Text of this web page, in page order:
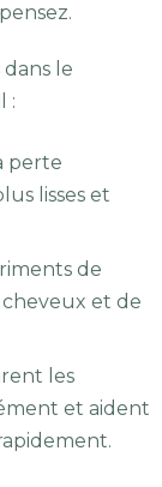
le
:
perte
lisses et
de
et de
les
et aident